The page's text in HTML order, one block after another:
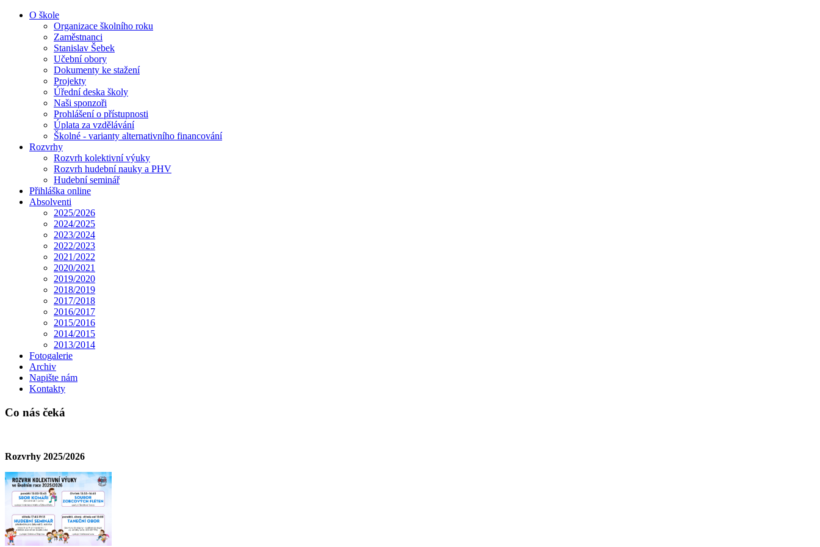
O škole
Organizace školního roku
Zaměstnanci
Stanislav Šebek
Učební obory
Dokumenty ke stažení
Projekty
Úřední deska školy
Naši sponzoři
Prohlášení o přístupnosti
Úplata za vzdělávání
Školné - varianty alternativního financování
Rozvrhy
Rozvrh kolektivní výuky
Rozvrh hudební nauky a PHV
Hudební seminář
Přihláška online
Absolventi
2025/2026
2024/2025
2023/2024
2022/2023
2021/2022
2020/2021
2019/2020
2018/2019
2017/2018
2016/2017
2015/2016
2014/2015
2013/2014
Fotogalerie
Archiv
Napište nám
Kontakty
Co nás čeká
Rozvrhy 2025/2026